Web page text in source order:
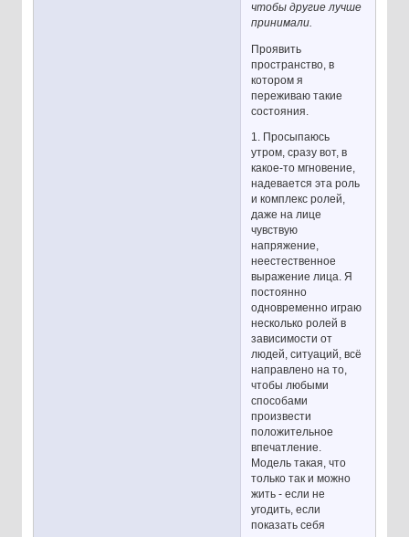
чтобы другие лучше
принимали.
Проявить
пространство, в
котором я
переживаю такие
состояния.
1. Просыпаюсь
утром, сразу вот, в
какое-то мгновение,
надевается эта роль
и комплекс ролей,
даже на лице
чувствую
напряжение,
неестественное
выражение лица. Я
постоянно
одновременно играю
несколько ролей в
зависимости от
людей, ситуаций, всё
направлено на то,
чтобы любыми
способами
произвести
положительное
впечатление.
Модель такая, что
только так и можно
жить - если не
угодить, если
показать себя